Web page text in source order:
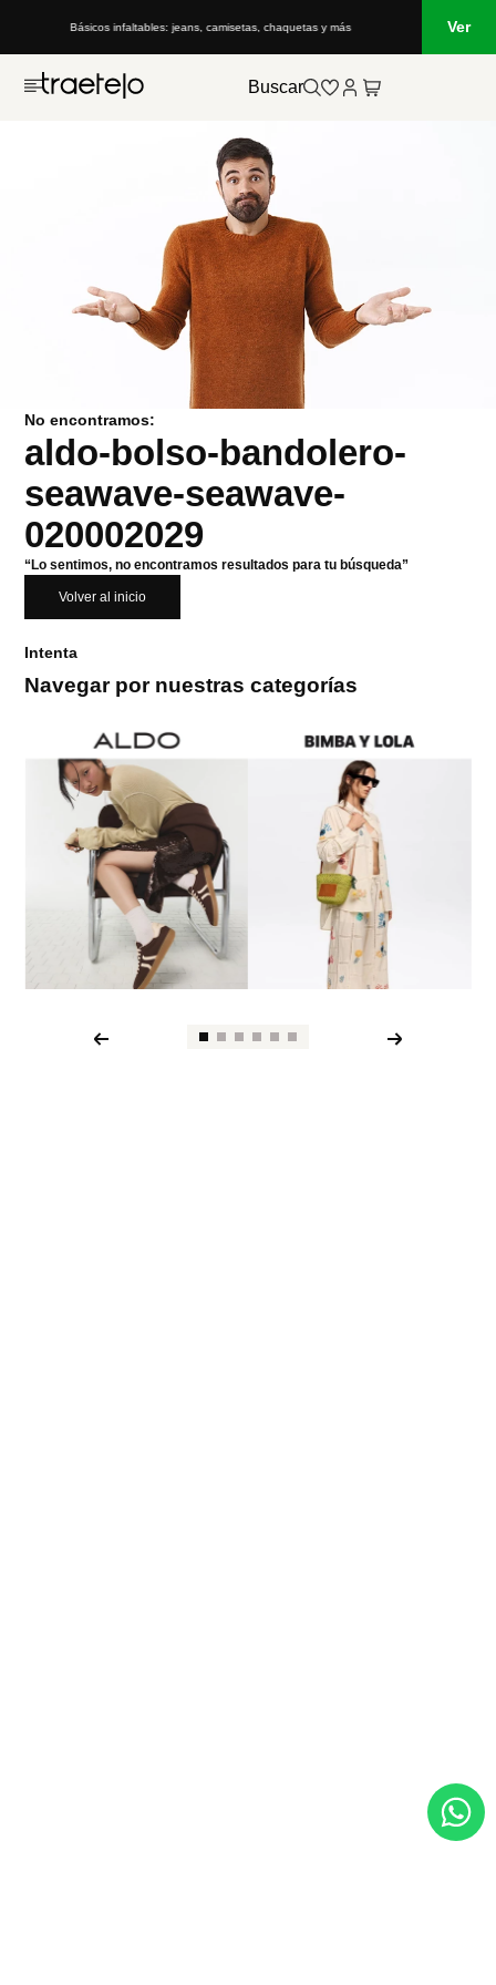
Básicos infaltables: jeans, camisetas, chaquetas y más Ver
Buscar
No encontramos:
aldo-bolso-bandolero-
seawave-seawave-
020002029
“Lo sentimos, no encontramos resultados para tu búsqueda”
Volver al inicio
Intenta
Navegar por nuestras categorías